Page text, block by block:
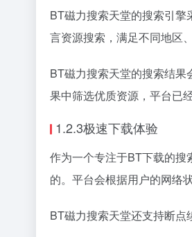
BT磁力搜索天堂的搜索引
言资源搜索，满足不同地区
BT磁力搜索天堂的搜索结
果中筛选优质资源，平台已
1.2.3极速下载体验
作为一个专注于BT下载的
的。平台会根据用户的网络
BT磁力搜索天堂还支持断点